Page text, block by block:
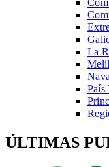
La
País
ÚLTIMAS